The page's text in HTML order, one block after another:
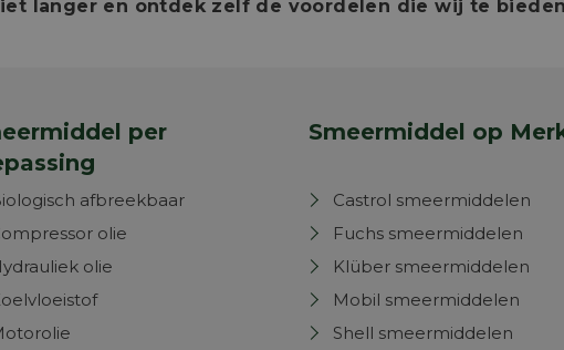
langer en ontdek zelf de voordelen die wij te
per
afbreekbaar
olie
olie
Smeermiddel op
Castrol smeermiddelen
Fuchs smeermiddelen
Klüber smeermiddelen
Mobil smeermiddelen
Shell smeermiddelen